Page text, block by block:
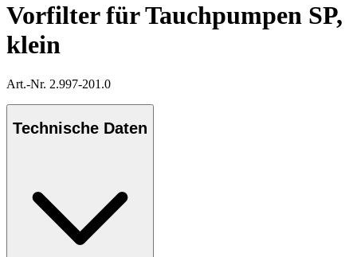
Vorfilter für Tauchpumpen SP,
klein
Art.-Nr. 2.997-201.0
Technische Daten